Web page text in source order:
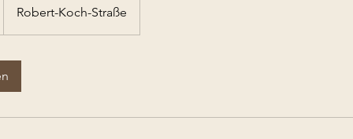
Robert-Koch-Straße